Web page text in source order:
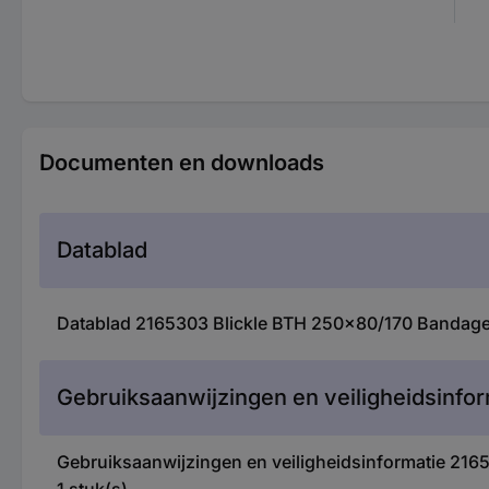
Documenten en downloads
Datablad
Datablad 2165303 Blickle BTH 250x80/170
Gebruiksaanwijzingen en
Gebruiksaanwijzingen en veiligheidsinformatie